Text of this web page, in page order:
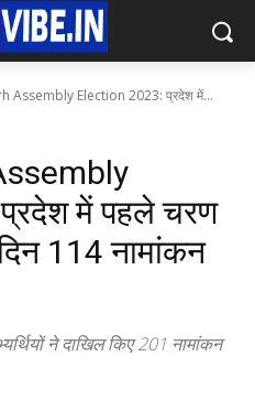
Assembly Election 2023: प्रदेश में...
में पहले चरण
114 नामांकन
ने दाखिल किए 201 नामांकन